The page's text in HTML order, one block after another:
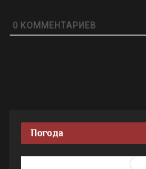
0 КОММЕНТАРИЕВ
Погода